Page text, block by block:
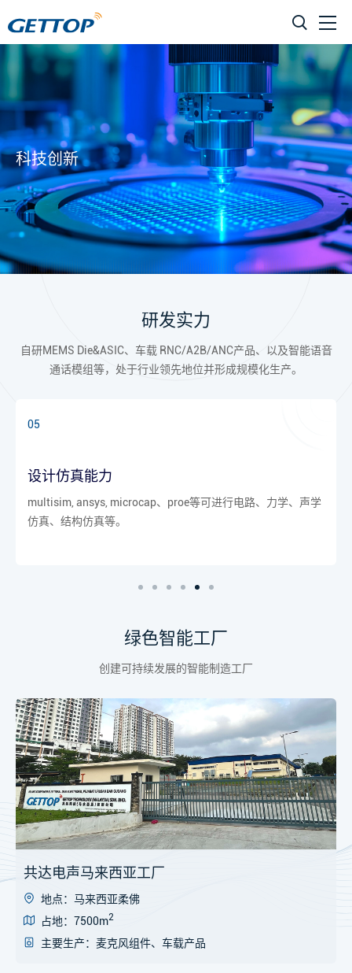
科技创新
研发实力
自研MEMS Die&ASIC、车载 RNC/A2B/ANC产品、以及智能语音
通话模组等，处于行业领先地位并形成规模化生产。
06
高等院校和机构的合作
与国内一些高等院校及国家声学科研机,构紧密合作，提供快
速技术响应。
绿色智能工厂
创建可持续发展的智能制造工厂
共达电声浙江工厂
地点：浙江义乌
占地：50亩
主要生产：手机扬声器、车载扬声器、机构件